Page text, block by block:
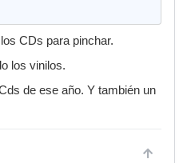
CDs para pinchar.
los vinilos.
de ese año. Y también un